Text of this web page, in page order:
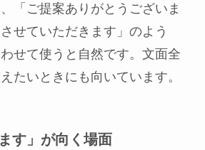
「ご提案ありがとうございま
せていただきます」のよう
せて使うと自然です。文面全
たいときにも向いています。
す」が向く場面